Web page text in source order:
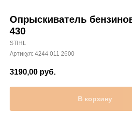
Опрыскиватель
430
STIHL
Артикул: 4244 011 2600
3190,00 руб.
В корзину